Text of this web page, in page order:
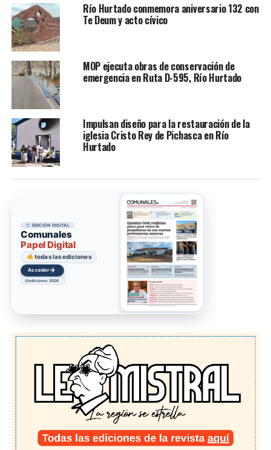
Río Hurtado conmemora aniversario 132 con
Te Deum y acto cívico
MOP ejecuta obras de conservación de
emergencia en Ruta D-595, Río Hurtado
Impulsan diseño para la restauración de la
iglesia Cristo Rey de Pichasca en Río
Hurtado
EDICIÓN DIGITAL
Comunales
Papel Digital
todas las ediciones
Acceder→
ediciones 2026